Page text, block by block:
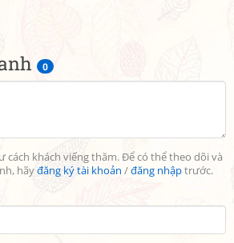
0
cách khách viếng thăm. Để có thể theo dõi và
hãyđăng ký tài khoản /đăng nhậptrước.